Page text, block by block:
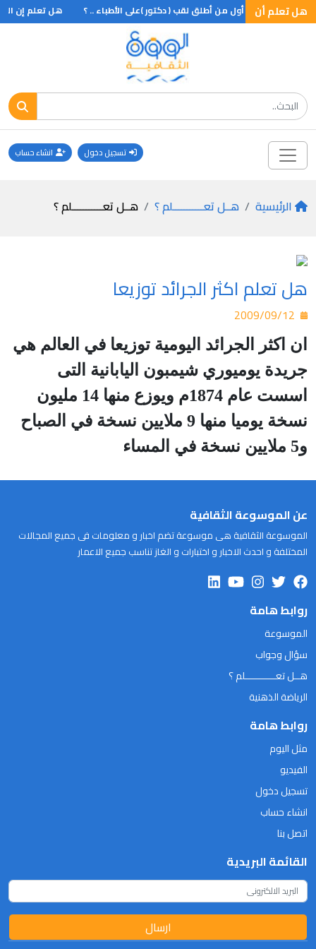
هل تعلم أن
هل تعلم أن أول من أطلق لقب ( دكتور )على الأطباء .. ؟ هل تعلم إن
تسجيل دخول انشاء حساب
الرئيسية هــل تعـــــــــــلم ؟ هــل تعـــــــــــلم ؟
هل تعلم اكثر الجرائد توزيعا
ان اكثر الجرائد اليومية توزيعا في العالم هي
جريدة يوميوري شيمبون اليابانية التى
اسست عام 1874م ويوزع منها 14 مليون
نسخة يوميا منها 9 ملايين نسخة في الصباح
و5 ملايين نسخة في المساء
عن الموسوعة الثقافية
الموسوعة الثقافية هى موسوعة تضم اخبار و معلومات فى جميع المجالات
المختلفة و احدث الاخبار و اختبارات و الغاز تناسب جميع الاعمار
روابط هامة
الموسوعة
سؤال وجواب
هــل تعـــــــــــلم ؟
الرياضة الذهنية
روابط هامة
مثل اليوم
الفيديو
تسجيل دخول
انشاء حساب
اتصل بنا
القائمة البريدية
ارسال